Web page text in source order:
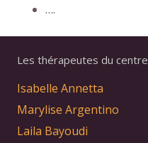
….
Les thérapeutes du centre
Isabelle Annetta
Marylise Argentino
Laila Bayoudi